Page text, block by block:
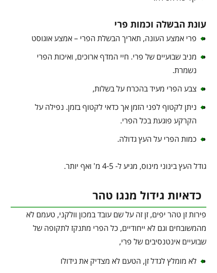
עונת הבשלה וכמות פרי
פרי אמצע העונה, תאריך הבשלת הפרי – אמצע אוגוסט
מניב שבועיים של פרי. חיי המדף ארוכים, ואיכות הפרי
נשמרת.
צבע הפרי מעיד בהכרח על בשלות,
ניתן לקטוף לפני הזמן אך כדאי לקטוף בזמן. נפילה על
הקרקע פוגעת בכל הפרי.
כמות הפרי על העץ גדולה.
גודל העץ בינוני מינוס, מגיע ל- 4-5 מ' ואף יותר.
כדאיות גידול מנגו טהר
פירות זן טהר יפים, זן זה על שם עובד במכון וולקני, טעמם לא
מהמשובחים וגם לא ייחודיים, כל הפרי מתנקז לתקופה של
שבועיים אינטנסיבים של פרי,
לא מומלץ לגדל זן, הטעם לא מצדיק את גידולו